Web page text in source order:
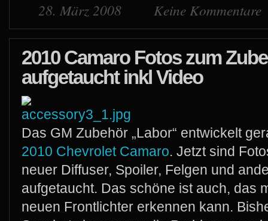
28. März 2008 Keine Kommentare
2010 Camaro Fotos zum
aufgetaucht inkl Video
Das GM Zubehör „Labor“ entwickelt
2010 Chevrolet Camaro. Jetzt sind
neuer Diffuser, Spoiler, Felgen und
aufgetaucht. Das schöne ist auch, das
neuen Frontlichter erkennen kann.